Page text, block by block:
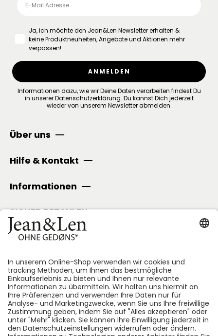
Ja, ich möchte den Jean&Len Newsletter erhalten &
keine Produktneuheiten, Angebote und Aktionen mehr
verpassen!
ANMELDEN
Informationen dazu, wie wir Deine Daten verarbeiten findest Du
in unsererDatenschutzerklärung. Du kannst Dich jederzeit
wieder von unserem Newsletter abmelden.
Über uns
Hilfe & Kontakt
Informationen
SICHER BEZAHLEN
Folge uns: